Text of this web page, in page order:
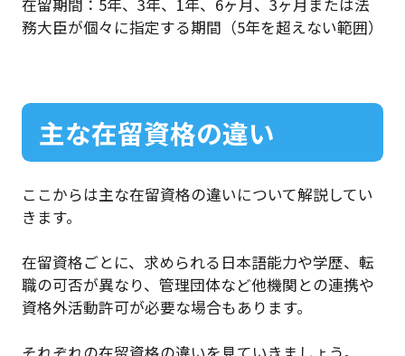
務大臣が個々に指定する期間（5年を超えない範囲）
主な在留資格の違い
ここからは主な在留資格の違いについて解説してい
きます。
在留資格ごとに、求められる日本語能力や学歴、転
職の可否が異なり、管理団体など他機関との連携や
資格外活動許可が必要な場合もあります。